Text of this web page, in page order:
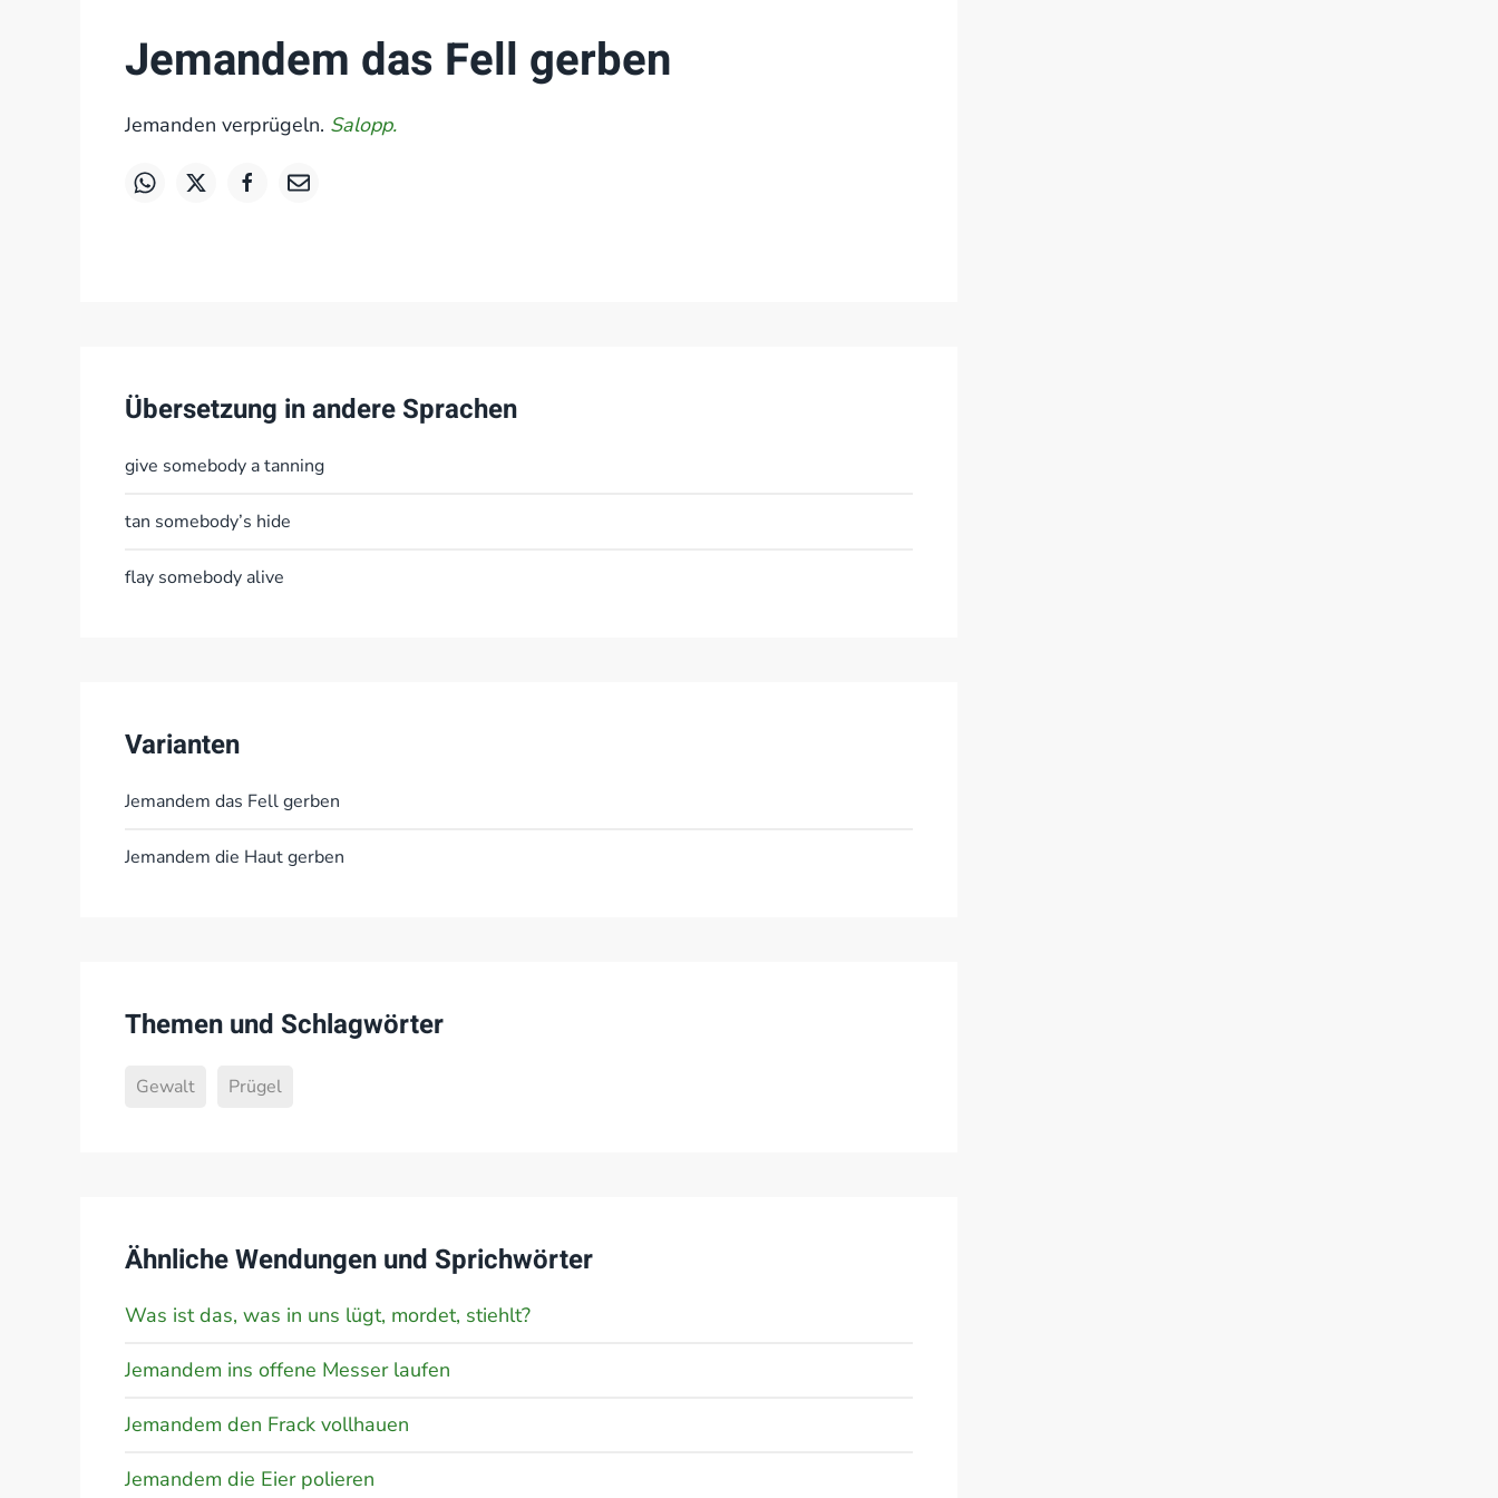
Jemandem das Fell gerben
Jemanden verprügeln. Salopp.
Übersetzung in andere Sprachen
give somebody a tanning
tan somebody’s hide
flay somebody alive
Varianten
Jemandem das Fell gerben
Jemandem die Haut gerben
Themen und Schlagwörter
Gewalt Prügel
Ähnliche Wendungen und Sprichwörter
Was ist das, was in uns lügt, mordet, stiehlt?
Jemandem ins offene Messer laufen
Jemandem den Frack vollhauen
Jemandem die Eier polieren